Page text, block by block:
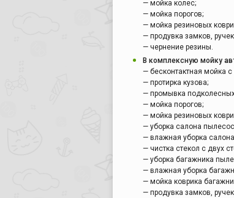
— мойка колес;
— мойка порогов;
— мойка резиновых
— продувка замков,
— чернение резины.
В комплексную мойку
— бесконтактная мойка
— протирка кузова;
— промывка
— мойка порогов;
— мойка резиновых
— уборка салона
— влажная уборка
— чистка стекол с двух
— уборка багажника
— влажная уборка
— мойка коврика
— продувка замков,